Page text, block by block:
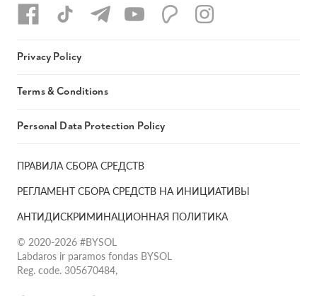
ПРАВИЛА СБОРА СРЕДСТВ
РЕГЛАМЕНТ СБОРА СРЕДСТВ НА ИНИЦИАТИВЫ
АНТИДИСКРИМИНАЦИОННАЯ ПОЛИТИКА
© 2020-2026 #BYSOL
Labdaros ir paramos fondas BYSOL
Reg. code. 305670484,
Privacy Policy
Terms & Conditions
Personal Data Protection Policy